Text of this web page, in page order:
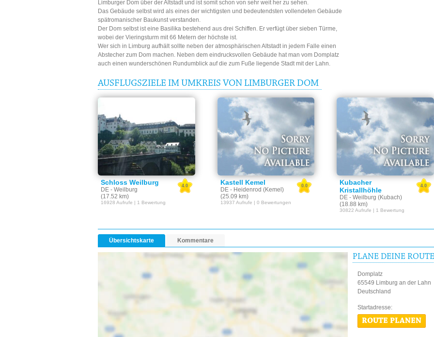
Limburger Dom über der Altstadt und ist somit schon von sehr weit her zu sehen.
Das Gebäude selbst wird als eines der wichtigsten und bedeutendsten vollendeten Gebäude
spätromanischer Baukunst verstanden.
Der Dom selbst ist eine Basilika bestehend aus drei Schiffen. Er verfügt über sieben Türme,
wobei der Vieringsturm mit 66 Metern der höchste ist.
Wer sich in Limburg aufhält sollte neben der atmosphärischen Altstadt in jedem Falle einen
Abstecher zum Dom machen. Neben dem eindrucksvollen Gebäude hat man vom Domplatz
auch einen wunderschönen Rundumblick auf die zum Fuße liegende Stadt mit der Lahn.
AUSFLUGSZIELE IM UMKREIS VON LIMBURGER DOM
Schloss Weilburg
DE - Weilburg
(17.52 km)
4.0
16928 Aufrufe | 1 Bewertung
Kastell Kemel
DE - Heidenrod (Kemel)
(25.09 km)
0.0
13937 Aufrufe | 0 Bewertungen
Kubacher
Kristallhöhle
DE - Weilburg (Kubach)
(18.88 km)
4.0
30822 Aufrufe | 1 Bewertung
Übersichtskarte Kommentare
PLANE DEINE
Domplatz
65549 Limburg an der Lahn
Deutschland
ROUTE PLANEN